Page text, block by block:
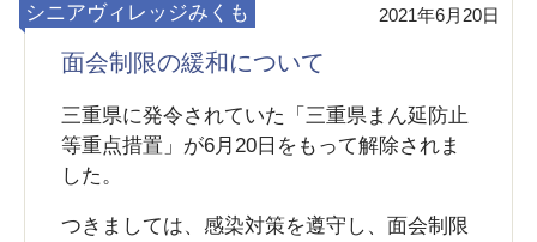
シニアヴィレッジみくも 2021年6月20日
面会制限の緩和について
三重県に発令されていた「三重県まん延防止
等重点措置」が6月20日をもって解除されま
した。
つきましては、感染対策を遵守し、面会制限